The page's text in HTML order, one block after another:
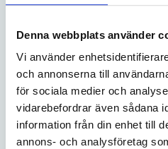
Denna webbplats använder
Vi använder
och annonserna till
för sociala medier och
vidarebefordrar även sådana
information från din enhet till
annons- och analysföretag
Nu
2-6
För barn som fortfarande
här kursen ger dig tydlig
öppen säng – för enklare